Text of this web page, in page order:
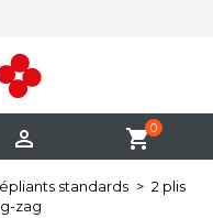
 shopping_cart0
standards
2 plis
zag